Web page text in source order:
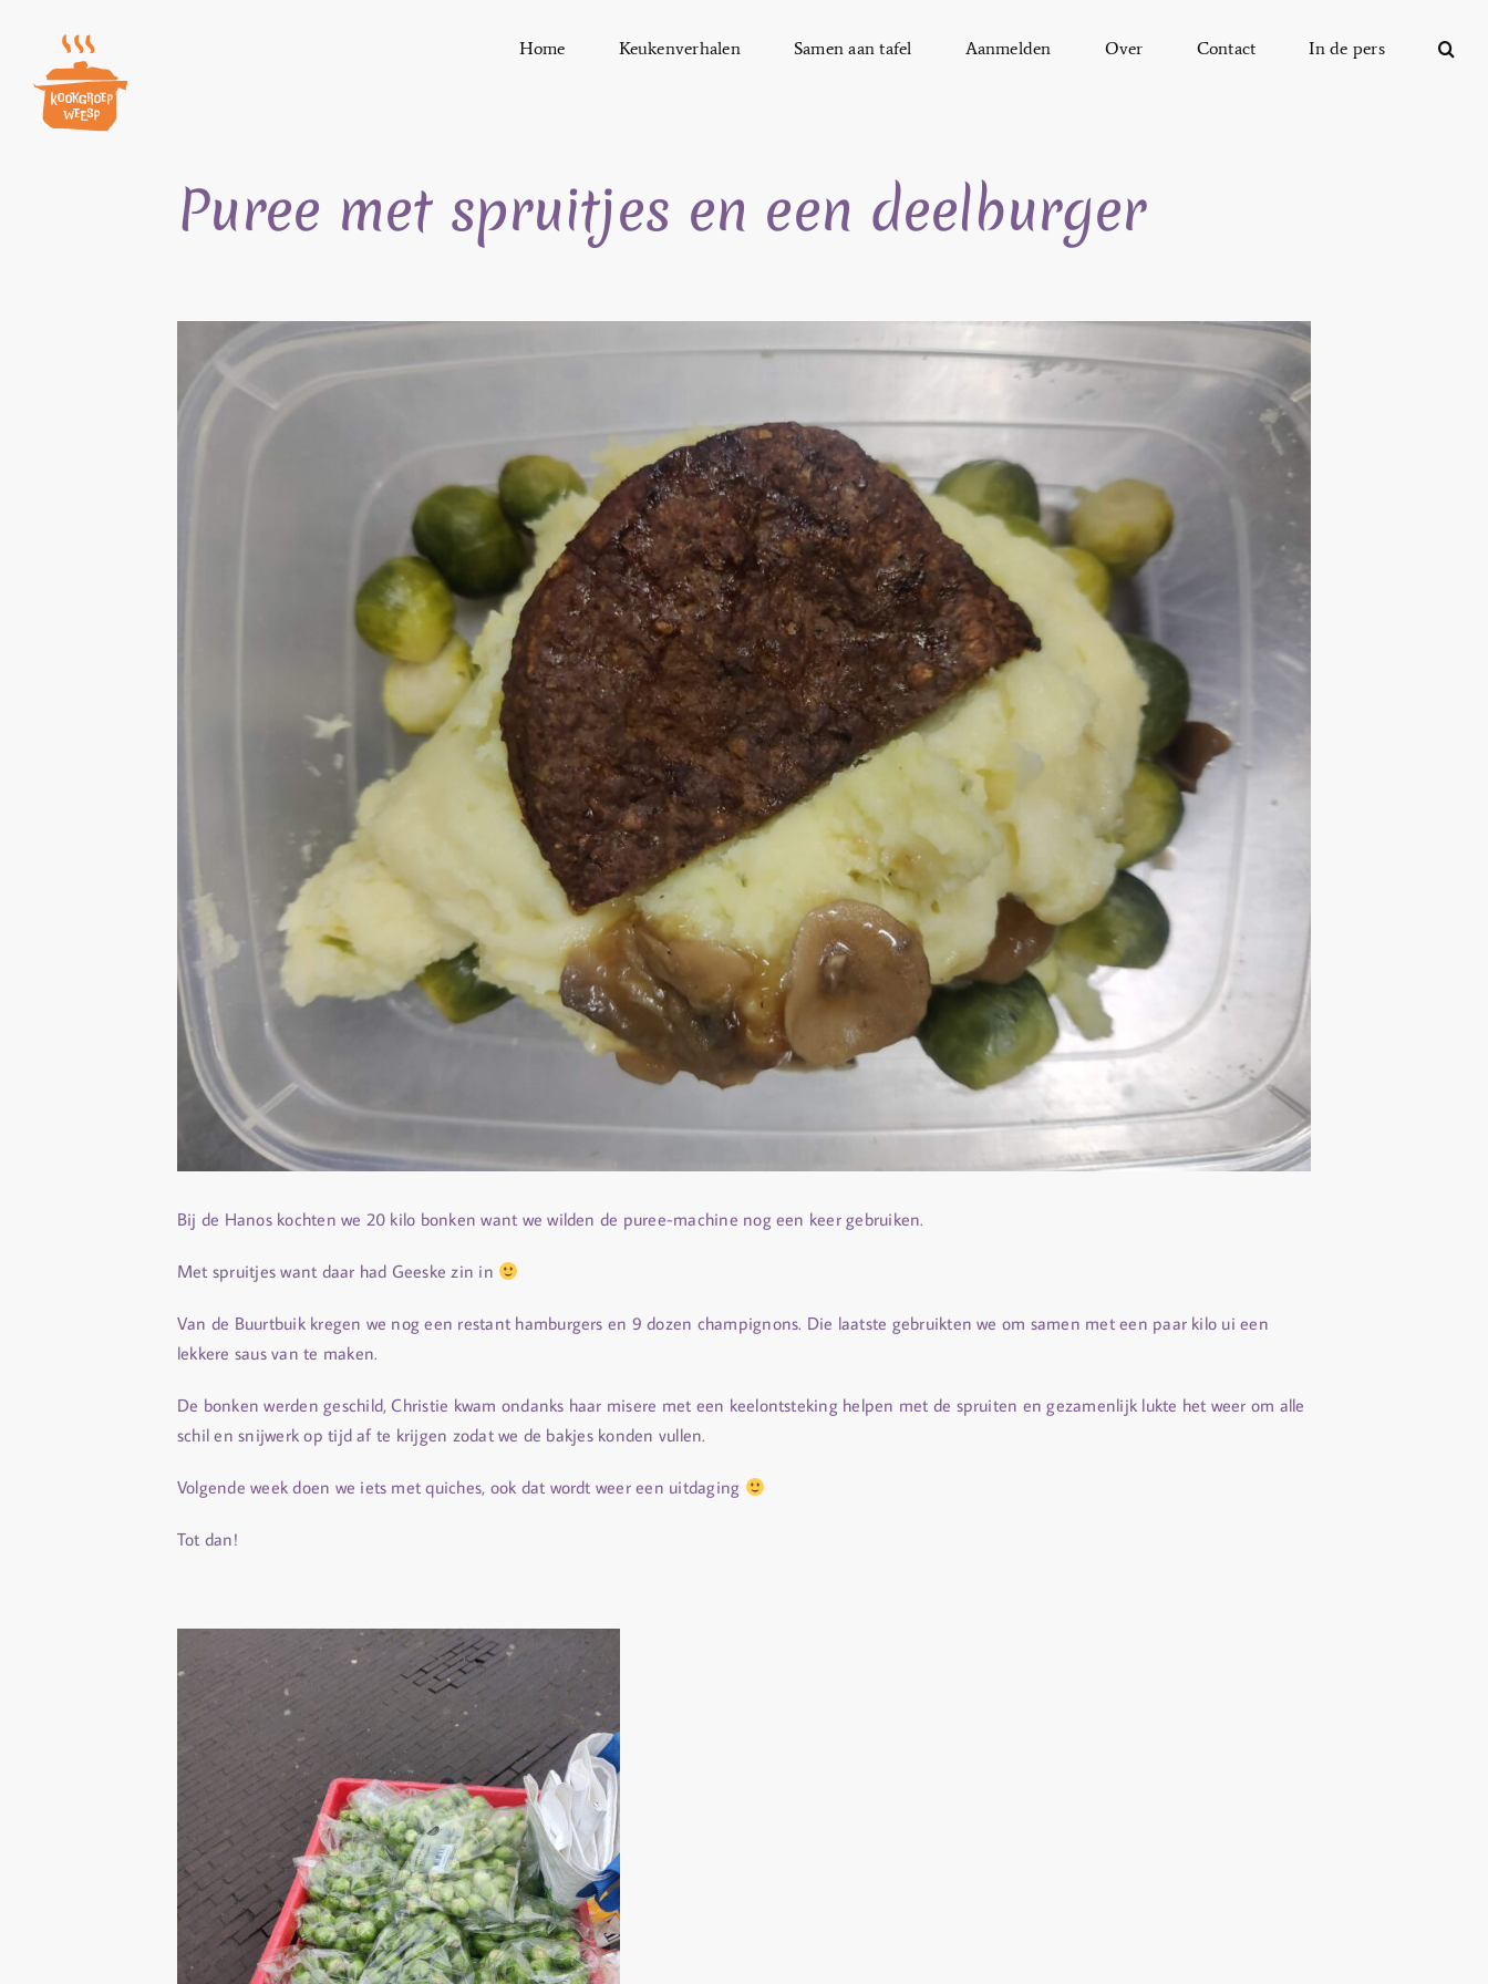
content
Home Keukenverhalen Samen aan tafel Aanmelden Over Contact In de pers
Puree met spruitjes en een deelburger
Bij de Hanos kochten we 20 kilo bonken want we wilden de puree-machine nog een keer gebruiken.
Met spruitjes want daar had Geeske zin in
Van de Buurtbuik kregen we nog een restant hamburgers en 9 dozen champignons. Die laatste gebruikten we om samen met een paar kilo ui een
lekkere saus van te maken.
De bonken werden geschild, Christie kwam ondanks haar misere met een keelontsteking helpen met de spruiten en gezamenlijk lukte het weer om alle
schil en snijwerk op tijd af te krijgen zodat we de bakjes konden vullen.
Volgende week doen we iets met quiches, ook dat wordt weer een uitdaging
Tot dan!